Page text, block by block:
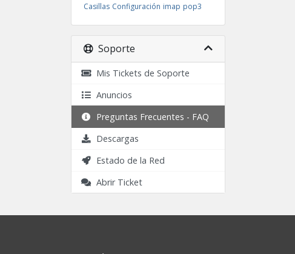
Casillas Configuración imap pop3
Soporte
Mis Tickets de Soporte
Anuncios
Preguntas Frecuentes - FAQ
Descargas
Estado de la Red
Abrir Ticket